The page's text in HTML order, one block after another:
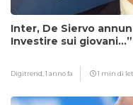
Inter, De Siervo
Investire sui giovani…”
Digitrend,1 anno fa 1 min di